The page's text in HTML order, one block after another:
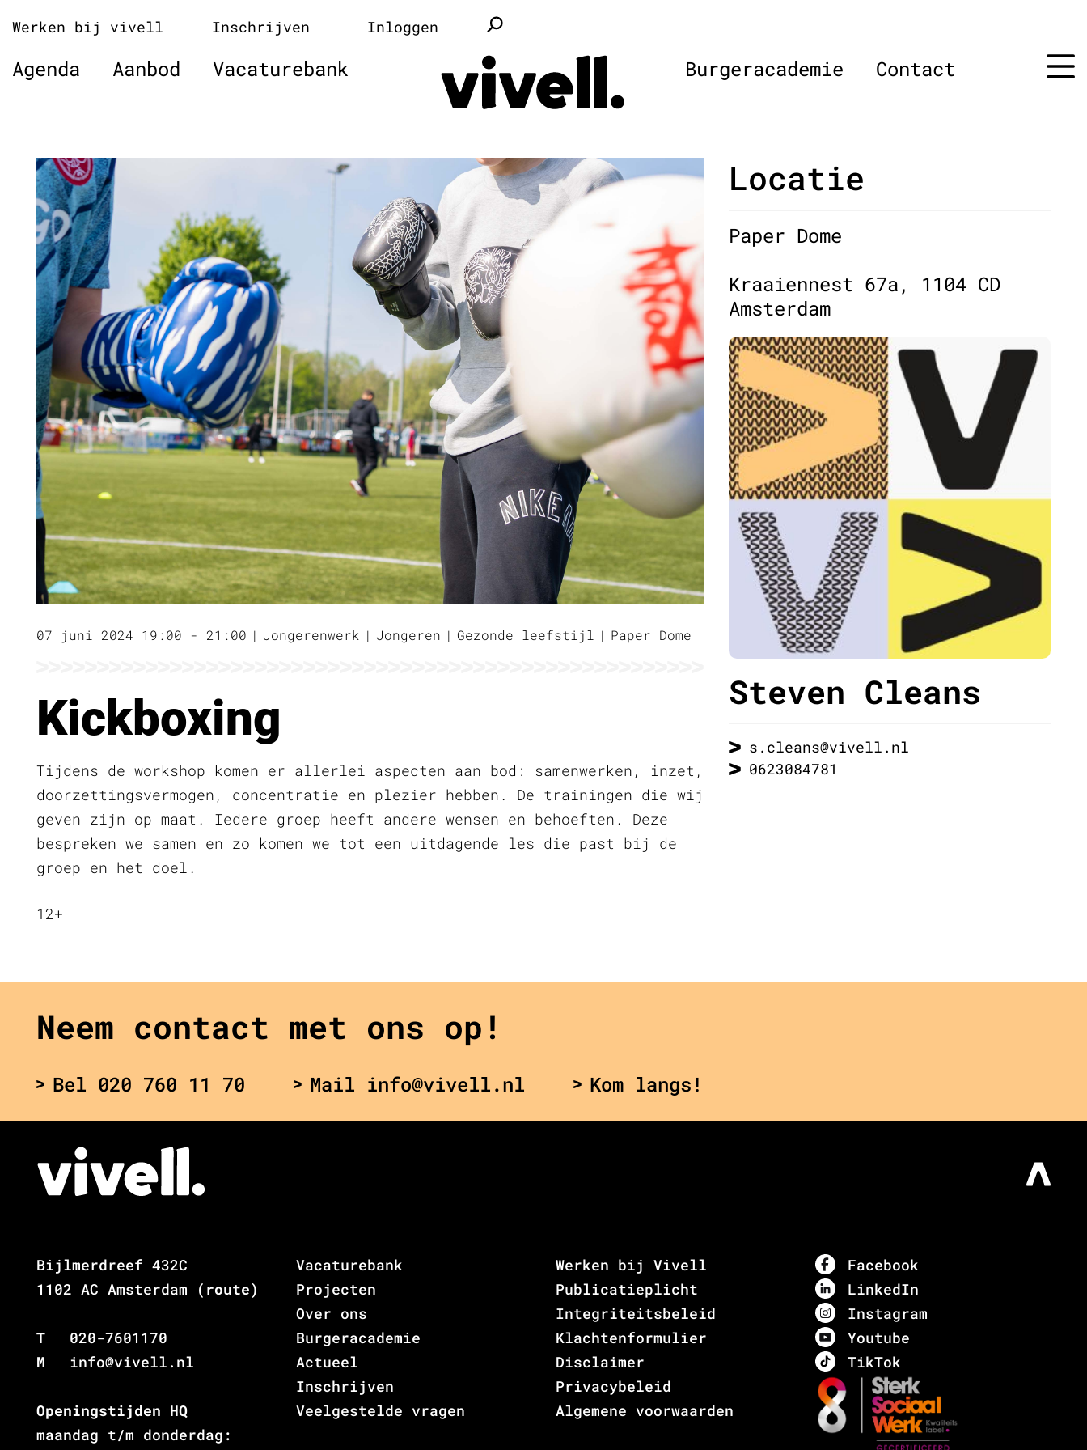
de
springen
Werken bij vivell Inschrijven Inloggen
Agenda Aanbod Vacaturebank Burgeracademie Contact
07 juni 2024 19:00 - 21:00 Jongerenwerk Jongeren Gezonde leefstijl Paper Dome
Kickboxing
Tijdens de workshop komen er allerlei aspecten aan bod: samenwerken, inzet,
doorzettingsvermogen, concentratie en plezier hebben. De trainingen die wij
geven zijn op maat. Iedere groep heeft andere wensen en behoeften. Deze
bespreken we samen en zo komen we tot een uitdagende les die past bij de
groep en het doel.
12+
Locatie
Paper Dome
Kraaiennest 67a, 1104 CD
Amsterdam
Steven Cleans
s.cleans@vivell.nl
0623084781
Neem contact met ons op!
Bel 020 760 11 70 Mail info@vivell.nl Kom langs!
Bijlmerdreef 432C
1102 AC Amsterdam
(route)
T
020-7601170
M
info@vivell.nl
Openingstijden HQ
maandag t/m donderdag:
Vacaturebank
Projecten
Over ons
Burgeracademie
Actueel
Inschrijven
Veelgestelde vragen
Werken bij Vivell
Publicatieplicht
Integriteitsbeleid
Klachtenformulier
Disclaimer
Privacybeleid
Algemene voorwaarden
Facebook
LinkedIn
Instagram
Youtube
TikTok